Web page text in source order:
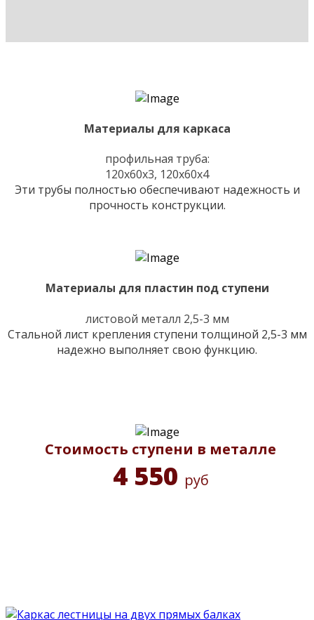
Материалы для каркаса
профильная труба:
120х60х3, 120х60х4
Эти трубы полностью обеспечивают надежность и
прочность конструкции.
Материалы для пластин под ступени
листовой металл 2,5-3 мм
Стальной лист крепления ступени толщиной 2,5-3 мм
надежно выполняет свою функцию.
Стоимость ступени в металле
4 550 руб